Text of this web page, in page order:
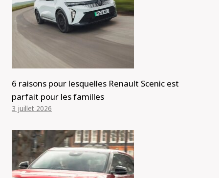
6 raisons pour lesquelles Renault Scenic est
parfait pour les familles
3 juillet 2026